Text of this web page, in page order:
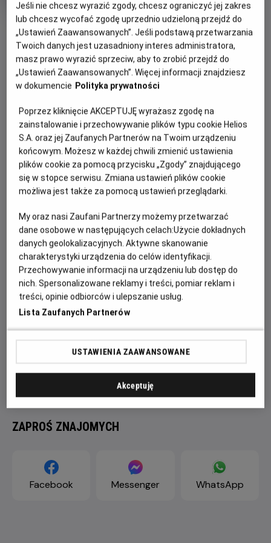
OBSERWUJ
produkcji
PREMIERA
8 lipca 2023
Lasse Hallström
WIĘCEJ SZCZEGÓŁÓW
Bullerbyn to maleńka wioska w Szwecji składająca się tylko
z trzech zagród. Mieszka tam sześcioro dzieci, które dzięki
swojej pomysłowości przeżywają na co dzień niesamowite
przygody i nigdy się nie nudzą. Każde z nich ma głowę
pełną niezwykłych pomysłów na to, jak spędzić wakacje w
Film jest ekranizacją powieści A. Lindgren o tym samym
tytule.
ZAPROŚ ZNAJOMYCH
Facebook Messenger WhatsApp
Jeśli nie chcesz wyrazić zgody, chcesz ograniczyć jej zakres
lub chcesz wycofać zgodę uprzednio udzieloną przejdź do
„Ustawień Zaawansowanych”. Jeśli podstawą przetwarzania
Twoich danych jest uzasadniony interes administratora,
masz prawo wyrazić sprzeciw, aby to zrobić przejdź do
„Ustawień Zaawansowanych”. Więcej informacji znajdziesz
w dokumencie Polityka prywatności
Poprzez kliknięcie AKCEPTUJĘ wyrażasz zgodę na
zainstalowanie i przechowywanie plików typu cookie Helios
S.A. oraz jej Zaufanych Partnerów na Twoim urządzeniu
końcowym. Możesz w każdej chwili zmienić ustawienia
plików cookie za pomocą przycisku „Zgody” znajdującego
się w stopce serwisu. Zmiana ustawień plików cookie
możliwa jest także za pomocą ustawień przeglądarki.
My oraz nasi Zaufani Partnerzy możemy przetwarzać
dane osobowe w następujących celach:Użycie dokładnych
danych geolokalizacyjnych. Aktywne skanowanie
charakterystyki urządzenia do celów identyfikacji.
Przechowywanie informacji na urządzeniu lub dostęp do
nich. Spersonalizowane reklamy i treści, pomiar reklam i
treści, opinie odbiorców i ulepszanie usług.
Lista Zaufanych Partnerów
USTAWIENIA ZAAWANSOWANE
Akceptuję